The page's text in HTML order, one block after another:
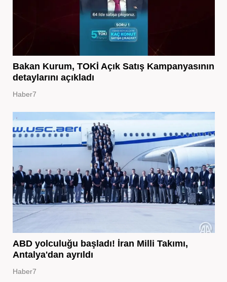
Bakan Kurum, TOKİ Açık Satış Kampanyasının
detaylarını açıkladı
Haber7
ABD yolculuğu başladı! İran Milli Takımı,
Antalya'dan ayrıldı
Haber7